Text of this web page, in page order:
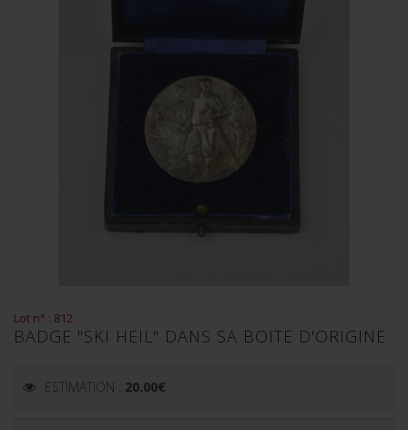
Lot n° : 812
BADGE "SKI HEIL" DANS SA BOITE D'ORIGINE
ESTIMATION : 20.00€